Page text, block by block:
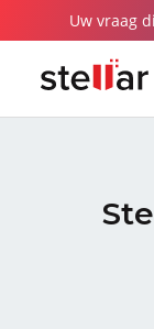
Uw vraag